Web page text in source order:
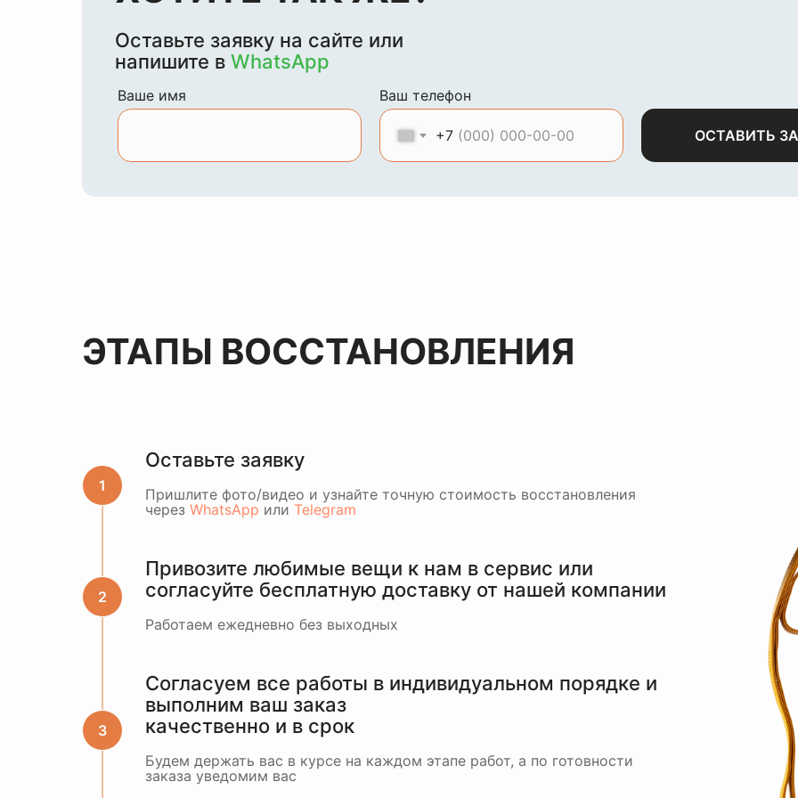
Ваше имя Ваш телефон
+7 ОСТАВИТЬ
Оставьте заявку на сайте или
напишите в WhatsApp
ЭТАПЫ ВОССТАНОВЛЕНИЯ
Оставьте заявку
Пришлите фото/видео и узнайте точную стоимость восстановления
через WhatsApp или Telegram
Привозите любимые вещи к нам в сервис или
согласуйте бесплатную доставку от нашей компании
Работаем ежедневно без выходных
Согласуем все работы в индивидуальном порядке и
выполним ваш заказ
качественно и в срок
Будем держать вас в курсе на каждом этапе работ, а по готовности
заказа уведомим вас